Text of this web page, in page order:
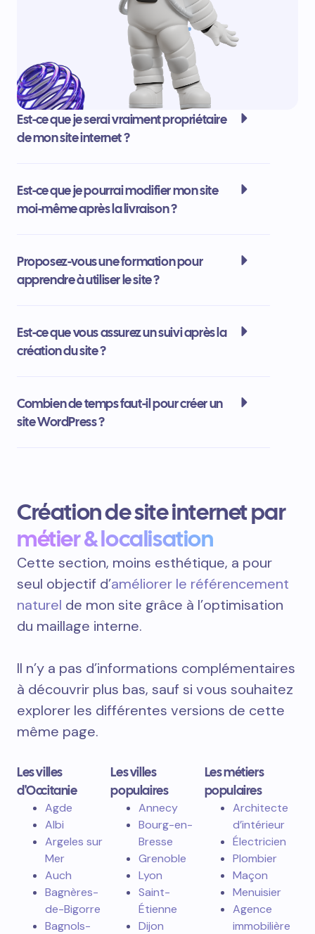
Est-ce que je serai vraiment propriétaire
de mon site internet ?
Est-ce que je pourrai modifier mon site
moi-même après la livraison ?
Proposez-vous une formation pour
apprendre à utiliser le site ?
Est-ce que vous assurez un suivi après la
création du site ?
Combien de temps faut-il pour créer un
site WordPress ?
Création de site internet par
métier & localisation
Cette section, moins esthétique, a pour
seul objectif d’améliorer le référencement
naturel de mon site grâce à l’optimisation
du maillage interne.
Il n’y a pas d’informations complémentaires
à découvrir plus bas, sauf si vous souhaitez
explorer les différentes versions de cette
même page.
Les villes
d'Occitanie
Agde
Albi
Argeles sur
Mer
Auch
Bagnères-
de-Bigorre
Bagnols-
Les villes
populaires
Annecy
Bourg-en-
Bresse
Grenoble
Lyon
Saint-
Étienne
Dijon
Les métiers
populaires
Architecte
d’intérieur
Électricien
Plombier
Maçon
Menuisier
Agence
immobilière